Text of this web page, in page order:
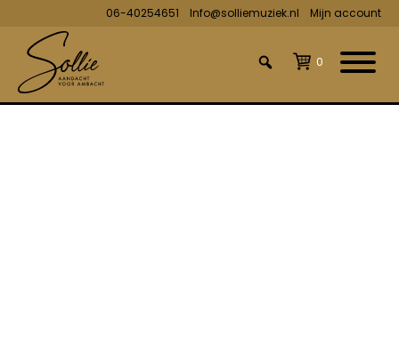
06-40254651 Info@solliemuziek.nl Mijn account
0